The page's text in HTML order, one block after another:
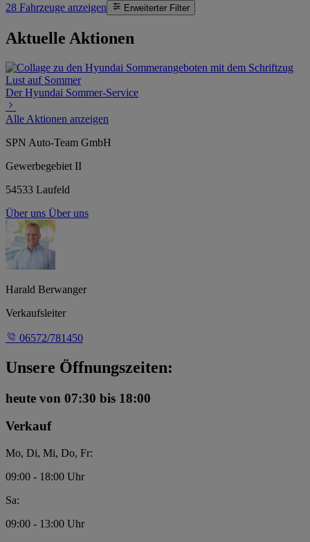
28 Fahrzeuge anzeigen Erweiterter Filter
Aktuelle Aktionen
Der Hyundai Sommer-Service
Alle Aktionen anzeigen
SPN Auto-Team GmbH
Gewerbegebiet II
54533 Laufeld
Über uns Über uns
Harald Berwanger
Verkaufsleiter
06572/781450
Unsere Öffnungszeiten:
heute von 07:30 bis 18:00
Verkauf
Mo, Di, Mi, Do, Fr:
09:00 - 18:00 Uhr
Sa:
09:00 - 13:00 Uhr